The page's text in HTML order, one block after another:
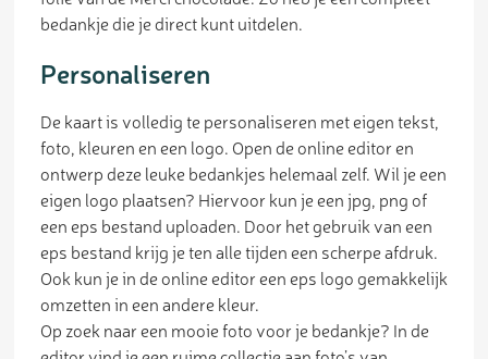
bedankje die je direct kunt uitdelen.
Personaliseren
De kaart is volledig te personaliseren met eigen tekst,
foto, kleuren en een logo. Open de online editor en
ontwerp deze leuke bedankjes helemaal zelf. Wil je een
eigen logo plaatsen? Hiervoor kun je een jpg, png of
een eps bestand uploaden. Door het gebruik van een
eps bestand krijg je ten alle tijden een scherpe afdruk.
Ook kun je in de online editor een eps logo gemakkelijk
omzetten in een andere kleur.
Op zoek naar een mooie foto voor je bedankje? In de